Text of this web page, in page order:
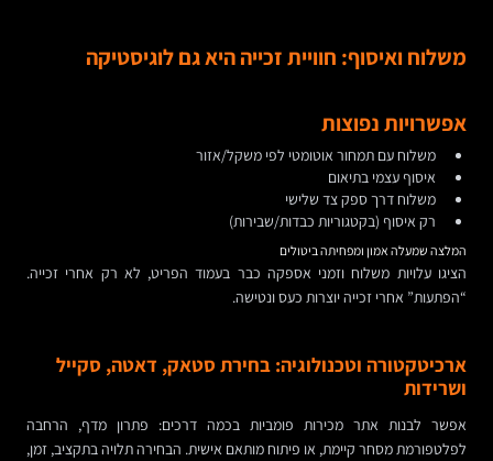
משלוח ואיסוף: חוויית זכייה היא גם לוגיסטיקה
אפשרויות נפוצות
משלוח עם תמחור אוטומטי לפי משקל/אזור
איסוף עצמי בתיאום
משלוח דרך ספק צד שלישי
רק איסוף (בקטגוריות כבדות/שבירות)
המלצה שמעלה אמון ומפחיתה ביטולים
הציגו עלויות משלוח וזמני אספקה כבר בעמוד הפריט, לא רק אחרי זכייה.
“הפתעות” אחרי זכייה יוצרות כעס ונטישה.
ארכיטקטורה וטכנולוגיה: בחירת סטאק, דאטה, סקייל
ושרידות
אפשר לבנות אתר מכירות פומביות בכמה דרכים: פתרון מדף, הרחבה
לפלטפורמת מסחר קיימת, או פיתוח מותאם אישית. הבחירה תלויה בתקציב, זמן,